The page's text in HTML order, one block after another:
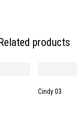
products
Cindy 03